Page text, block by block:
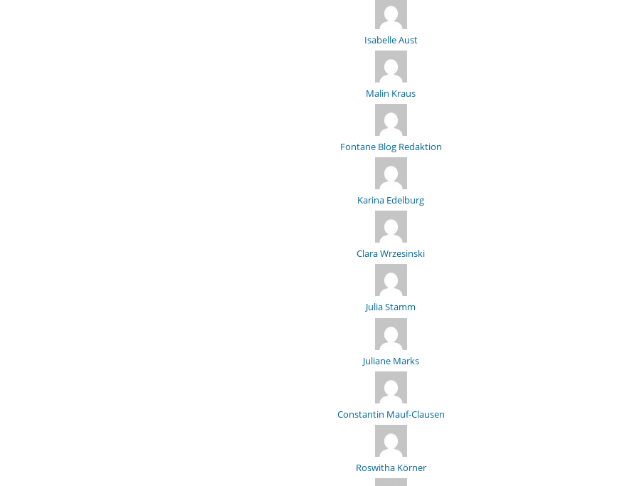
Isabelle Aust
Malin Kraus
Fontane Blog Redaktion
Karina Edelburg
Clara Wrzesinski
Julia Stamm
Juliane Marks
Constantin Mauf-Clausen
Roswitha Körner